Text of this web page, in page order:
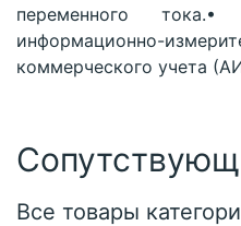
переменного
информационно-
коммерческого учета
Все товары